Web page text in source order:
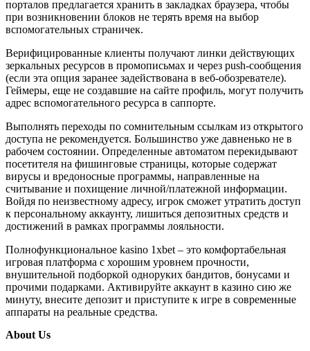
порталов предлагается хранить в закладках браузера, чтобы
при возникновении блоков не терять время на выбор
вспомогательных страничек.
Верифицированные клиенты получают линки действующих
зеркальных ресурсов в промописьмах и через push-сообщения
(если эта опция заранее задействована в веб-обозревателе).
Геймеры, еще не создавшие на сайте профиль, могут получить
адрес вспомогательного ресурса в саппорте.
Выполнять переходы по сомнительным ссылкам из открытого
доступа не рекомендуется. Большинство уже давненько не в
рабочем состоянии. Определенные автоматом перекидывают
посетителя на фишинговые страницы, которые содержат
вирусы и вредоносные программы, направленные на
считывание и похищение личной/платежной информации.
Войдя по неизвестному адресу, игрок сможет утратить доступ
к персональному аккаунту, лишиться депозитных средств и
достижений в рамках программы лояльности.
Полнофункциональное kasino 1xbet – это комфортабельная
игровая платформа с хорошим уровнем прочности,
внушительной подборкой одноруких бандитов, бонусами и
прочими подарками. Активируйте аккаунт в казино сию же
минуту, внесите депозит и приступите к игре в современные
аппараты на реальные средства.
About Us